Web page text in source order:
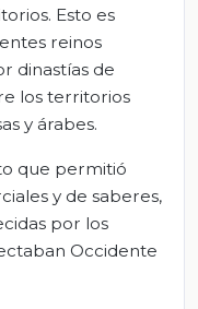
Esto es
reinos
dinastías de
los territorios
y árabes.
que permitió
y de saberes,
por los
Occidente